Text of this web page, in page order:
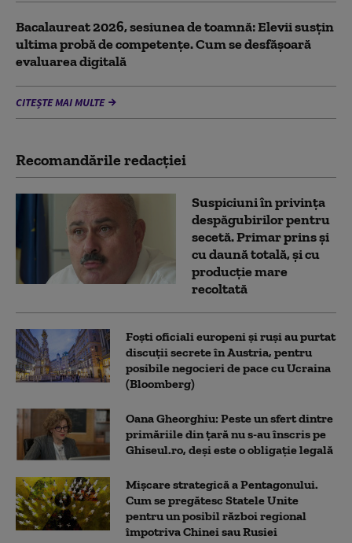
Bacalaureat 2026, sesiunea de toamnă: Elevii susțin
ultima probă de competențe. Cum se desfășoară
evaluarea digitală
CITEȘTE MAI MULTE
Recomandările redacţiei
Suspiciuni în privința
despăgubirilor pentru
secetă. Primar prins și
cu daună totală, și cu
producție mare
recoltată
Foști oficiali europeni și ruși au purtat
discuții secrete în Austria, pentru
posibile negocieri de pace cu Ucraina
(Bloomberg)
Oana Gheorghiu: Peste un sfert dintre
primăriile din țară nu s-au înscris pe
Ghiseul.ro, deși este o obligație legală
Mișcare strategică a Pentagonului.
Cum se pregătesc Statele Unite
pentru un posibil război regional
împotriva Chinei sau Rusiei